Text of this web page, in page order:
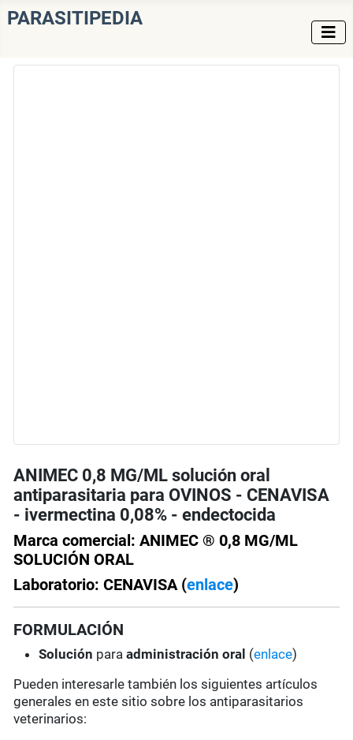
PARASITIPEDIA
ANIMEC 0,8 MG/ML solución oral
antiparasitaria para OVINOS - CENAVISA
- ivermectina 0,08% - endectocida
Marca comercial: ANIMEC ® 0,8 MG/ML
SOLUCIÓN ORAL
Laboratorio: CENAVISA (enlace)
FORMULACIÓN
Solución paraadministración oral (enlace)
Pueden interesarle también los siguientes artículos
generales en este sitio sobre los antiparasitarios
veterinarios: